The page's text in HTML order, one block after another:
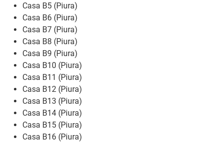
Casa B5 (Piura)
Casa B6 (Piura)
Casa B7 (Piura)
Casa B8 (Piura)
Casa B9 (Piura)
Casa B10 (Piura)
Casa B11 (Piura)
Casa B12 (Piura)
Casa B13 (Piura)
Casa B14 (Piura)
Casa B15 (Piura)
Casa B16 (Piura)